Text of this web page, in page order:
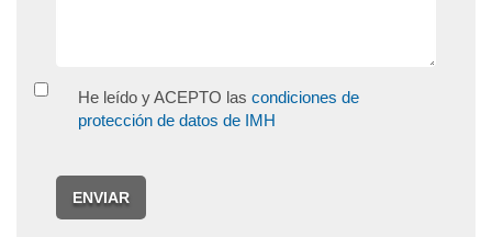
He leído y ACEPTO las condiciones de
protección de datos de IMH
ENVIAR